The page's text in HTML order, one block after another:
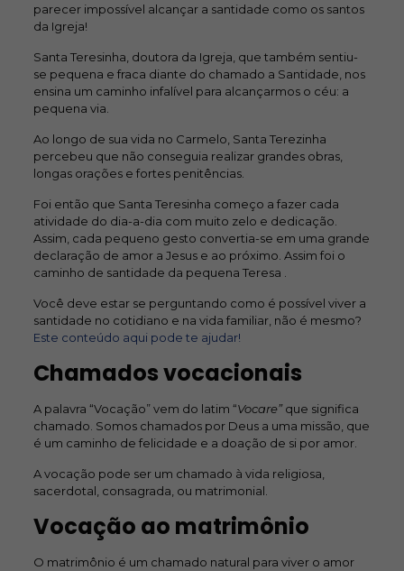
parecer impossível alcançar a santidade como os santos
da Igreja!
Santa Teresinha, doutora da Igreja, que também sentiu-
se pequena e fraca diante do chamado a Santidade, nos
ensina um caminho infalível para alcançarmos o céu: a
pequena via.
Ao longo de sua vida no Carmelo, Santa Terezinha
percebeu que não conseguia realizar grandes obras,
longas orações e fortes penitências.
Foi então que Santa Teresinha começo a fazer cada
atividade do dia-a-dia com muito zelo e dedicação.
Assim, cada pequeno gesto convertia-se em uma grande
declaração de amor a Jesus e ao próximo. Assim foi o
caminho de santidade da pequena Teresa .
Você deve estar se perguntando como é possível viver a
santidade no cotidiano e na vida familiar, não é mesmo?
Este conteúdo aqui pode te ajudar!
Chamados vocacionais
A palavra “Vocação” vem do latim “Vocare”que significa
chamado. Somos chamados por Deus a uma missão, que
é um caminho de felicidade e a doação de si por amor.
A vocação pode ser um chamado à vida religiosa,
sacerdotal, consagrada, ou matrimonial.
Vocação ao matrimônio
O matrimônio é um chamado natural para viver o amor